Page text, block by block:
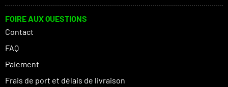
FOIRE AUX QUESTIONS
Contact
FAQ
Paiement
Frais de port et délais de livraison